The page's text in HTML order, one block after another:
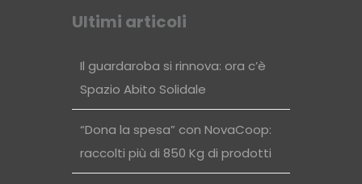
Ultimi articoli
Il guardaroba si rinnova: ora c’è
Spazio Abito Solidale
“Dona la spesa” con NovaCoop:
raccolti più di 850 Kg di prodotti